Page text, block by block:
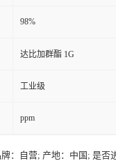
98%
达比加群酯 1G
工业级
ppm
：自营; 产地：中国; 是否